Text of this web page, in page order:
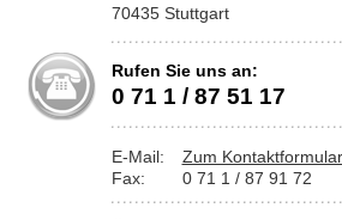
70435 Stuttgart
Rufen Sie uns an:
0 71 1 / 87 51 17
E-Mail:
Zum Kontaktformular
Fax:
0 71 1 / 87 91 72